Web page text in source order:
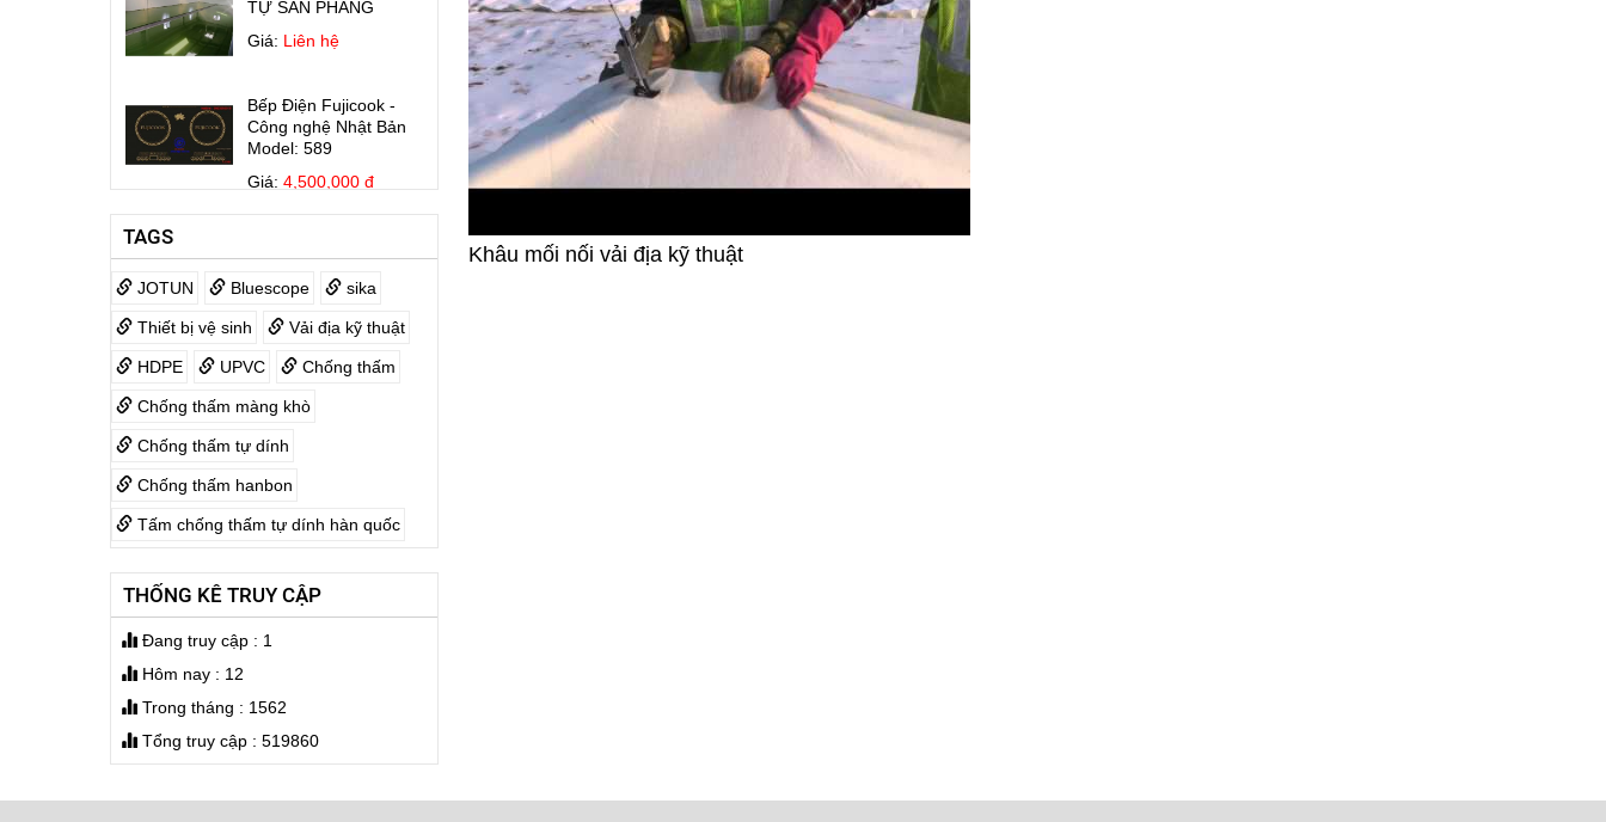
Giá:
Công nghệ Nhật Bản
Model: 589
Model: 579
Giá:3,999,000 đ
KOVA MATIC KL5 25KG
Jotamastic 90
Jotun Futura Classic
Giá:
Jotafloor EP SL Uni
Giá:4,200,000 đ
NHÀ XƯỞNG
Giá:Liên hệ
TAGS
JOTUN Bluescope sika
Thiết bị vệ sinh Vải địa kỹ thuật
HDPE UPVC Chống thấm
Chống thấm màng khò
Chống thấm tự dính
Chống thấm hanbon
Tấm chống thấm tự dính hàn quốc
THỐNG KÊ TRUY CẬP
Đang truy cập : 1
Hôm nay : 12
Trong tháng : 1562
Tổng truy cập : 519860
Khâu mối nối vải địa kỹ thuật